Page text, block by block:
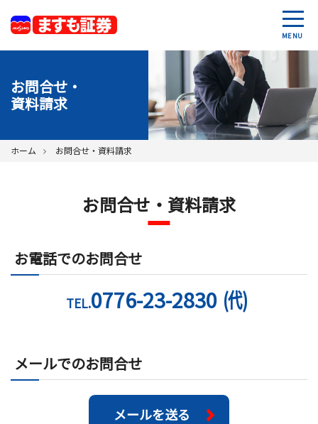
MENU
お問合せ・
資料請求
ホーム お問合せ・資料請求
お問合せ・資料請求
お電話でのお問合せ
TEL.0776-23-2830 (代)
メールでのお問合せ
メールを送る